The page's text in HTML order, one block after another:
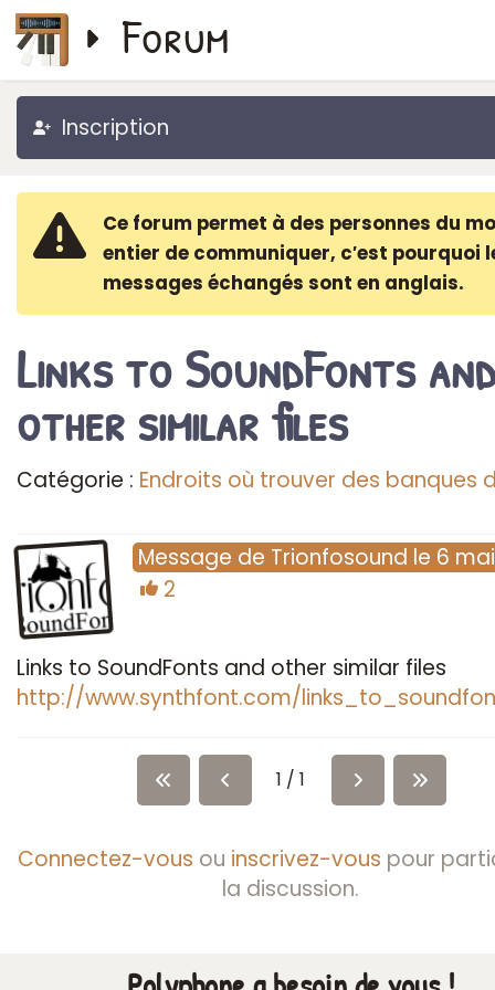
Forum
Inscription
Ce forum permet à des personnes du
entier de communiquer, c′est pourquoi
messages échangés sont en anglais.
Links to SoundFonts
other similar files
Catégorie : Endroits où trouver des banques
Message de Trionfosound le 6
2
Links to SoundFonts and other similar files
http://www.synthfont.com/
1 / 1
Connectez-vous ou inscrivez-vous pour
la discussion.